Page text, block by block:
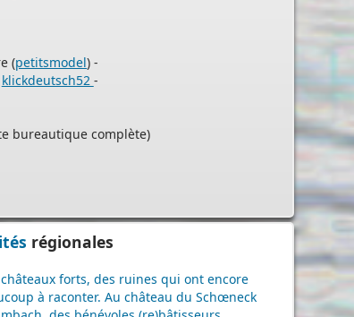
(petitsmodel) -
klickdeutsch52 -
bureautique complète)
régionales
forts, des ruines qui ont encore
à raconter. Au château du Schœneck